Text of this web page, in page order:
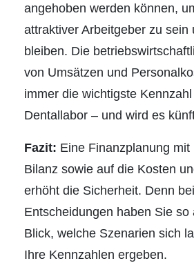
angehoben werden können,
attraktiver Arbeitgeber zu sein
bleiben. Die
von Umsätzen und
immer die wichtigste Kennzahl
Dentallabor – und wird es
Fazit: Eine Finanzplanung mit
Bilanz sowie auf die Kosten
erhöht die Sicherheit. Denn
Entschei­dungen haben Sie so
Blick, welche Szenarien sich
Ihre Kennzahlen ergeben.